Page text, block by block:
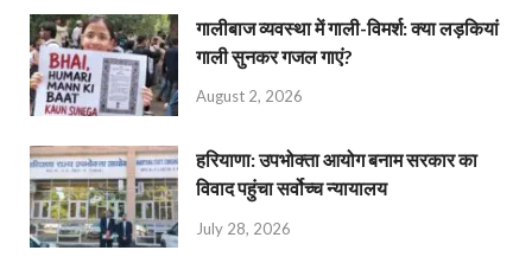
गालीबाज व्‍यवस्‍था में गाली-विमर्श: क्या लड़कियां
गाली सुनकर गजल गाएं?
August 2, 2026
हरियाणा: उपभोक्ता आयोग बनाम सरकार का
विवाद पहुंचा सर्वोच्च न्यायालय
July 28, 2026